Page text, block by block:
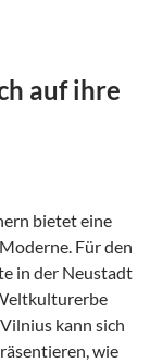
auf ihre
bietet eine
Für den
in der Neustadt
kann sich
wie